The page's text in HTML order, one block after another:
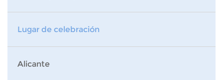
Lugar de celebración
Alicante